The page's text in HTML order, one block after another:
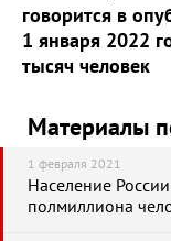
говорится в
1 января 2022
тысяч человек
Материалы
1 февраля 2021
Население
полмиллиона